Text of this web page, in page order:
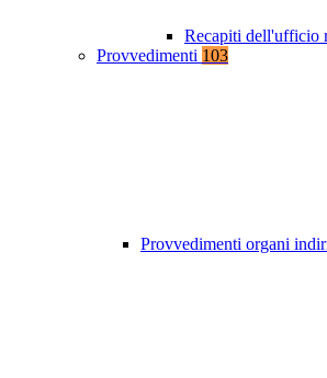
Recapiti dell'ufficio
Provvedimenti 103
Provvedimenti organi